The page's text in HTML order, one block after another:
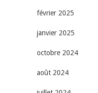
février 2025
janvier 2025
octobre 2024
août 2024